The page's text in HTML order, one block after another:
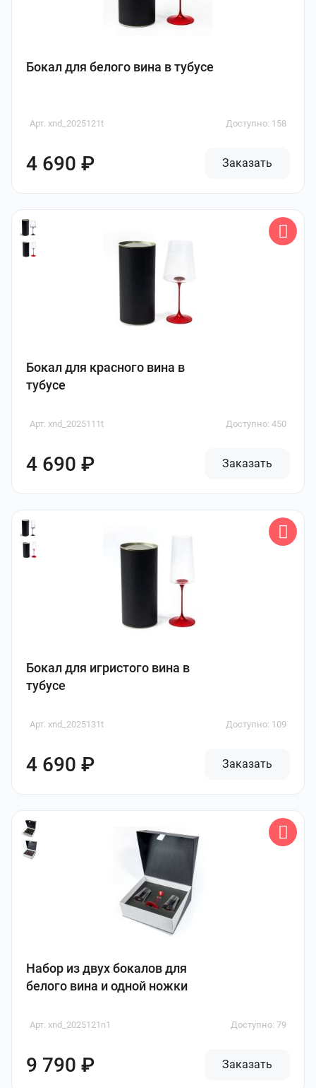
Бокал для белого вина в тубусе
Арт. xnd_2025121t Доступно: 158
4 690 ₽ Заказать
Бокал для красного вина в
тубусе
Арт. xnd_2025111t Доступно: 450
4 690 ₽ Заказать
Бокал для игристого вина в
тубусе
Арт. xnd_2025131t Доступно: 109
4 690 ₽ Заказать
Набор из двух бокалов для
белого вина и одной ножки
Арт. xnd_2025121n1 Доступно: 79
9 790 ₽ Заказать